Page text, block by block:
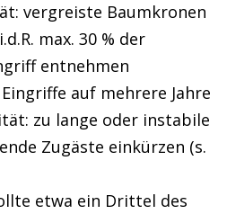
vergreiste Baumkronen
max. 30 % der
entnehmen
auf mehrere Jahre
zu lange oder instabile
Zugäste einkürzen (s.
etwa ein Drittel des